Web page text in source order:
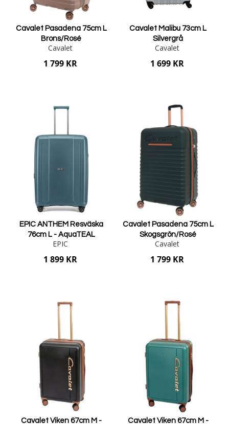
Cavalet Pasadena 75cm L
Brons/Rosé
Cavalet
1 799 KR
Cavalet Malibu 73cm L
Silvergrå
Cavalet
1 699 KR
EPIC ANTHEM Resväska
76cm L - AquaTEAL
EPIC
1 899 KR
Cavalet Pasadena 75cm L
Skogsgrön/Rosé
Cavalet
1 799 KR
Cavalet Viken 67cm M -
Cavalet Viken 67cm M -